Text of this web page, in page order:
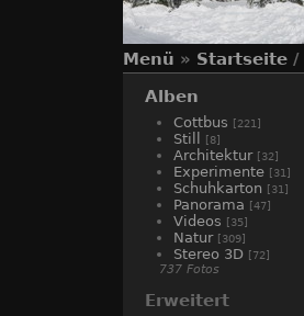
Menü » Startseite /
Alben
Cottbus [221]
Still [8]
Architektur [32]
Experimente [31]
Schuhkarton [31]
Panorama [47]
Videos [35]
Natur [309]
Stereo 3D [72]
737 Fotos
Erweitert